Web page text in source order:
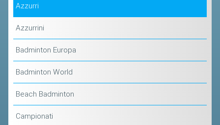
Azzurri
Azzurrini
Badminton Europa
Badminton World
Beach Badminton
Campionati